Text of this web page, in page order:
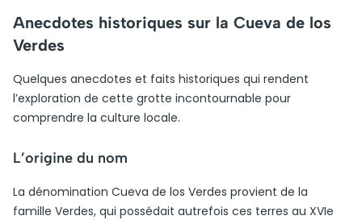
Anecdotes historiques sur la Cueva de los
Verdes
Quelques anecdotes et faits historiques qui rendent
l’exploration de cette grotte incontournable pour
comprendre la culture locale.
L’origine du nom
La dénomination Cueva de los Verdes provient de la
famille Verdes, qui possédait autrefois ces terres au XVIe